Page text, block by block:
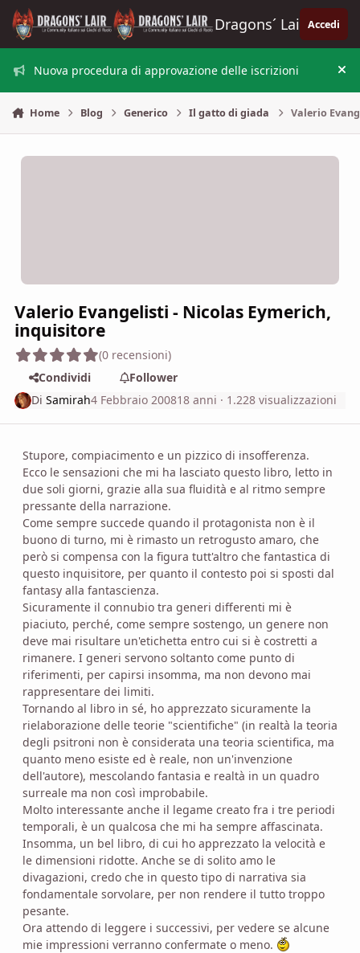
Vai al contenuto
Dragons´ Lair Accedi
Nuova procedura di approvazione delle iscrizioni
Home Blog Generico Il gatto di giada Valerio
Valerio Evangelisti - Nicolas Eymerich,
inquisitore
(0 recensioni)
Condividi
Follower
DiSamirah4 Febbraio 200818 anni · 1.228 visualizzazioni
Stupore, compiacimento e un pizzico di insofferenza.
Ecco le sensazioni che mi ha lasciato questo libro, letto in
due soli giorni, grazie alla sua fluidità e al ritmo sempre
pressante della narrazione.
Come sempre succede quando il protagonista non è il
buono di turno, mi è rimasto un retrogusto amaro, che
però si compensa con la figura tutt'altro che fantastica di
questo inquisitore, per quanto il contesto poi si sposti dal
fantasy alla fantascienza.
Sicuramente il connubio tra generi differenti mi è
piaciuto, perché, come sempre sostengo, un genere non
deve mai risultare un'etichetta entro cui si è costretti a
rimanere. I generi servono soltanto come punto di
riferimenti, per capirsi insomma, ma non devono mai
rappresentare dei limiti.
Tornando al libro in sé, ho apprezzato sicuramente la
rielaborazione delle teorie "scientifiche" (in realtà la teoria
degli psitroni non è considerata una teoria scientifica, ma
quanto meno esiste ed è reale, non un'invenzione
dell'autore), mescolando fantasia e realtà in un quadro
surreale ma non così improbabile.
Molto interessante anche il legame creato fra i tre periodi
temporali, è un qualcosa che mi ha sempre affascinata.
Insomma, un bel libro, di cui ho apprezzato la velocità e
le dimensioni ridotte. Anche se di solito amo le
divagazioni, credo che in questo tipo di narrativa sia
fondamentale sorvolare, per non rendere il tutto troppo
pesante.
Ora attendo di leggere i successivi, per vedere se alcune
mie impressioni verranno confermate o meno.